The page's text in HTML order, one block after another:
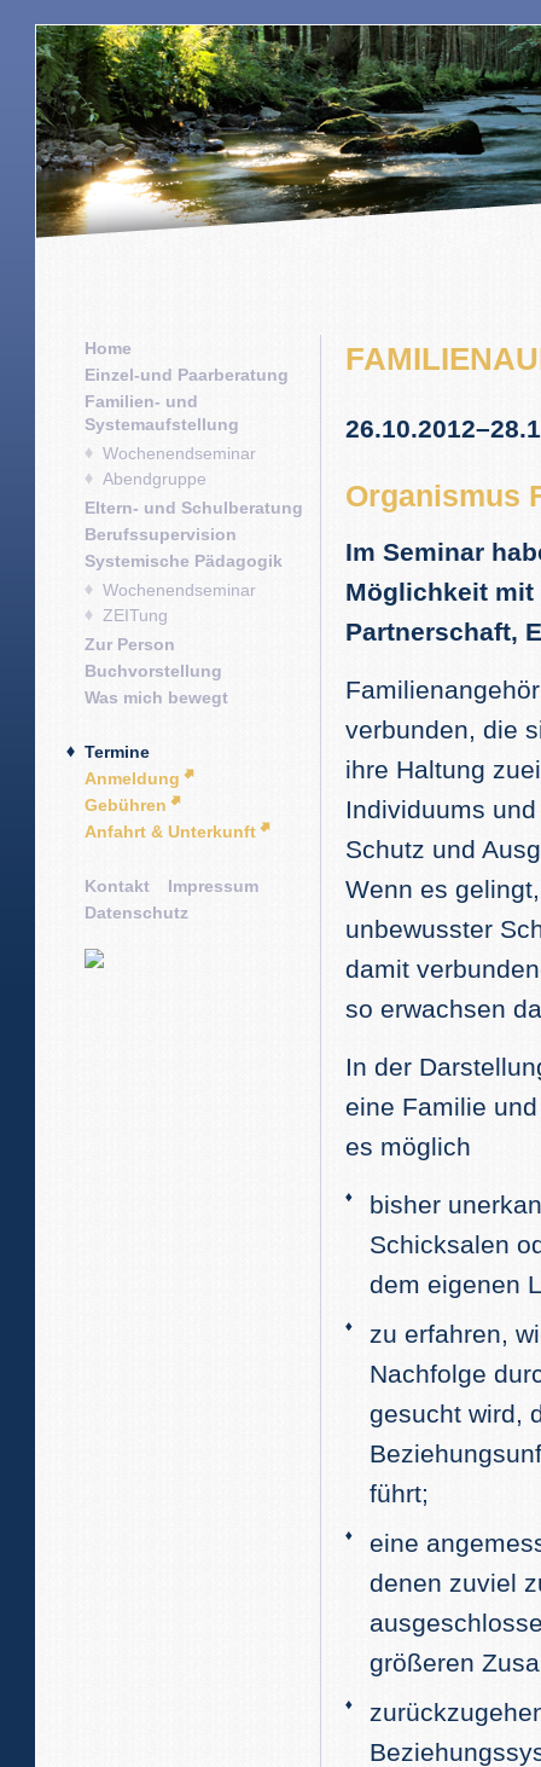
Home
Einzel-und Paarberatung
Familien- und
Systemaufstellung
Wochenendseminar
Abendgruppe
Eltern- und Schulberatung
Berufssupervision
Systemische Pädagogik
Wochenendseminar
ZEITung
Zur Person
Buchvorstellung
Was mich bewegt
Termine
Anmeldung
Gebühren
Anfahrt & Unterkunft
Kontakt
Impressum
Datenschutz
Organismus
Im Seminar
Möglichkeit mit
Partnerschaft,
verbunden, die
ihre Haltung
Individuums
Schutz und
Wenn es
unbewusster
damit
so erwachsen
In der
eine Familie
es möglich
bisher
Schicksalen
dem eigenen
zu erfahren,
Nachfolge
gesucht wird,
führt;
eine
denen zuviel
größeren